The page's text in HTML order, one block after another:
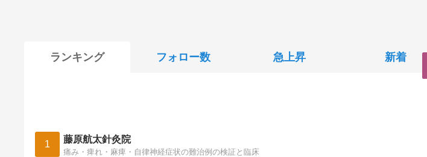
ランキング フォロー数 急上昇 新着
1 藤原航太針灸院
痛み・痺れ・麻痺・自律神経症状の難治例の検証と臨床